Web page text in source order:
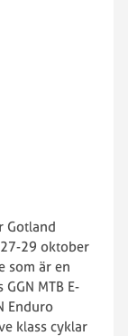
Gotland
29 oktober
som är en
MTB E-
Enduro
klass cyklar